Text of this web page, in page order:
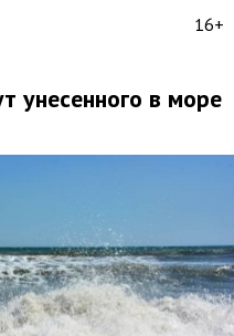
16+
унесенного в море